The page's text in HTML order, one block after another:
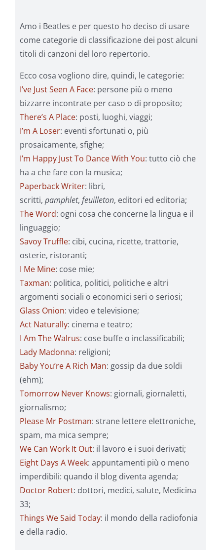
Amo i Beatles e per questo ho deciso di usare
come categorie di classificazione dei post alcuni
titoli di canzoni del loro repertorio.
Ecco cosa vogliono dire, quindi, le categorie:
I’ve Just Seen A Face: persone più o meno
bizzarre incontrate per caso o di proposito;
There’s A Place: posti, luoghi, viaggi;
I’m A Loser: eventi sfortunati o, più
prosaicamente, sfighe;
I’m Happy Just To Dance With You: tutto ciò che
ha a che fare con la musica;
Paperback Writer: libri,
scritti, pamphlet, feuilleton, editori ed editoria;
The Word: ogni cosa che concerne la lingua e il
linguaggio;
Savoy Truffle: cibi, cucina, ricette, trattorie,
osterie, ristoranti;
I Me Mine: cose mie;
Taxman: politica, politici, politiche e altri
argomenti sociali o economici seri o seriosi;
Glass Onion: video e televisione;
Act Naturally: cinema e teatro;
I Am The Walrus: cose buffe o inclassificabili;
Lady Madonna: religioni;
Baby You’re A Rich Man: gossip da due soldi
(ehm);
Tomorrow Never Knows: giornali, giornaletti,
giornalismo;
Please Mr Postman: strane lettere elettroniche,
spam, ma mica sempre;
We Can Work It Out: il lavoro e i suoi derivati;
Eight Days A Week: appuntamenti più o meno
imperdibili: quando il blog diventa agenda;
Doctor Robert: dottori, medici, salute, Medicina
33;
Things We Said Today: il mondo della radiofonia
e della radio.